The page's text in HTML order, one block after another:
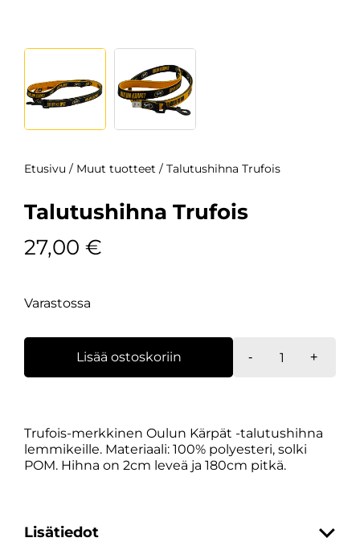
Etusivu / Muut tuotteet / Talutushihna Trufois
Talutushihna Trufois
27,00 €
Varastossa
-
Talutushihna
+
Lisää ostoskoriin
Trufois-merkkinen Oulun Kärpät -talutushihna
lemmikeille. Materiaali: 100% polyesteri, solki
POM. Hihna on 2cm leveä ja 180cm pitkä.
Lisätiedot